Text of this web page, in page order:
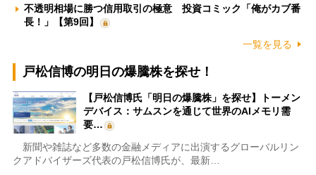
不透明相場に勝つ信用取引の極意 投資コミック「俺がカブ番
長！」【第9回】
一覧を見る
戸松信博の明日の爆騰株を探せ！
【戸松信博氏「明日の爆騰株」を探せ】トーメン
デバイス：サムスンを通じて世界のAIメモリ需
要…
新聞や雑誌など多数の金融メディアに出演するグローバルリン
クアドバイザーズ代表の戸松信博氏が、最新…